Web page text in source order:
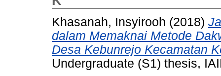
Khasanah, Insyirooh (2018)
dalam Memaknai Metode
Desa Kebunrejo Kecamatan
Undergraduate (S1) thesis,